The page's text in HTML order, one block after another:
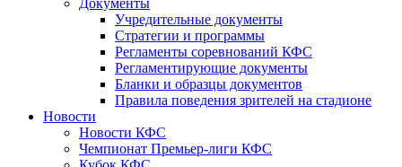
Документы
Учредительные документы
Стратегии и программы
Регламенты соревнований КФС
Регламентирующие документы
Бланки и образцы документов
Правила поведения зрителей на стадионе
Новости
Новости КФС
Чемпионат Премьер-лиги КФС